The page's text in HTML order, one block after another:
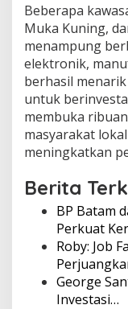
g
e
r
j
a
d
i
B
a
t
Beberapa
Muka Kuning,
menampung
elektronik,
berhasil
untuk
membuka
masyarakat
meningkatkan
Berita
BP Batam
Perkuat
Roby: Job
George
Investasi…